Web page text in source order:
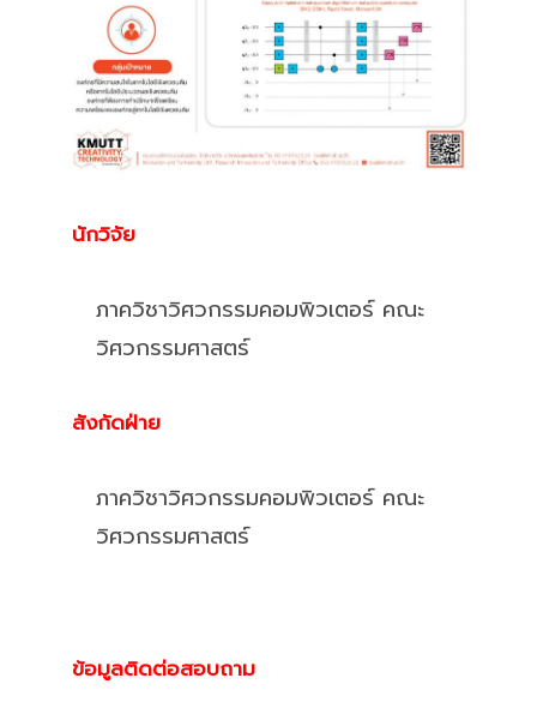
นักวิจัย
ภาควิชาวิศวกรรมคอมพิวเตอร์ คณะ
วิศวกรรมศาสตร์
สังกัดฝ่าย
ภาควิชาวิศวกรรมคอมพิวเตอร์ คณะ
วิศวกรรมศาสตร์
ข้อมูลติดต่อสอบถาม